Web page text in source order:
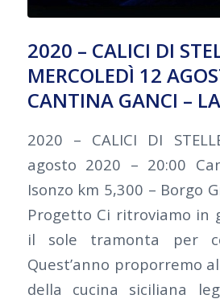
2020 – CALICI DI
MERCOLEDÌ 12
CANTINA GANCI –
2020 – CALICI DI
agosto 2020 – 20:00
Isonzo km 5,300 – Borgo
Progetto Ci ritroviamo in
il sole tramonta per
Quest’anno proporremo
della cucina siciliana